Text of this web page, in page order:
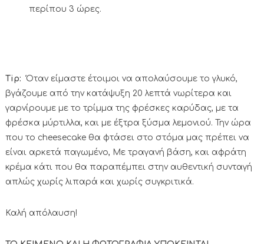
περίπου 3 ώρες.
Tip:Όταν είμαστε έτοιμοι να απολαύσουμε το γλυκό,
βγάζουμε από την κατάψυξη 20 λεπτά νωρίτερα και
γαρνίρουμε με το τρίμμα της φρέσκες καρύδας, με τα
φρέσκα μύρτιλλα, και με έξτρα ξύσμα λεμονιού. Την ώρα
που το cheesecake θα φτάσει στο στόμα μας πρέπει να
είναι αρκετά παγωμένο, Με τραγανή βάση, και αφράτη
κρέμα κάτι που θα παραπέμπει στην αυθεντική συνταγή
απλώς χωρίς λιπαρά και χωρίς συγκριτικά.
Καλή απόλαυση!